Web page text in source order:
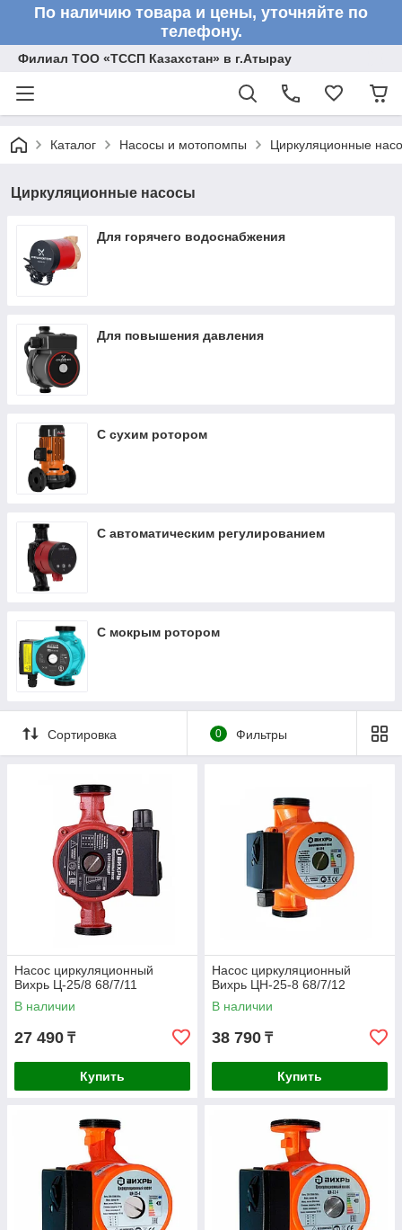
По наличию товара и цены, уточняйте по
телефону.
Филиал ТОО «ТССП Казахстан» в г.Атырау
Каталог Насосы и мотопомпы Циркуляционные
Циркуляционные насосы
Для горячего водоснабжения
Для повышения давления
С сухим ротором
С автоматическим регулированием
С мокрым ротором
Сортировка 0 Фильтры
Насос циркуляционный
Вихрь Ц-25/8 68/7/11
В наличии
27 490 ₸
Купить
Насос циркуляционный
Вихрь ЦН-25-8 68/7/12
В наличии
38 790 ₸
Купить